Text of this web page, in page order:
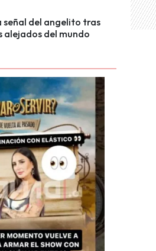
señal del angelito tras
alejados del mundo